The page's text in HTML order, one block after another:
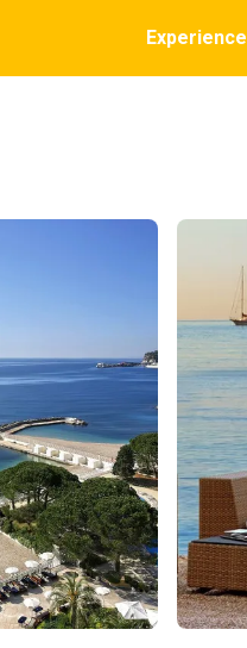
Experience